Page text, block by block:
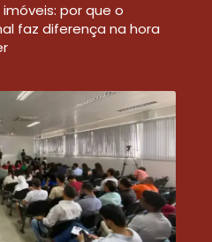
por que o
faz diferença na hora